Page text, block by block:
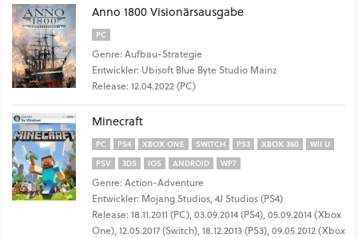
Anno 1800 Visionärsausgabe
PC
Genre: Aufbau-Strategie
Entwickler: Ubisoft Blue Byte Studio Mainz
Release: 12.04.2022 (PC)
Minecraft
PC PS4 XBOX ONE SWITCH PS3 XBOX 360
WII U
PSV
3DS IOS ANDROID WP7
Genre: Action-Adventure
Entwickler: Mojang Studios, 4J Studios (PS4)
Release: 18.11.2011 (PC), 03.09.2014 (PS4), 05.09.2014 (Xbox
One), 12.05.2017 (Switch), 18.12.2013 (PS3), 09.05.2012 (Xbox